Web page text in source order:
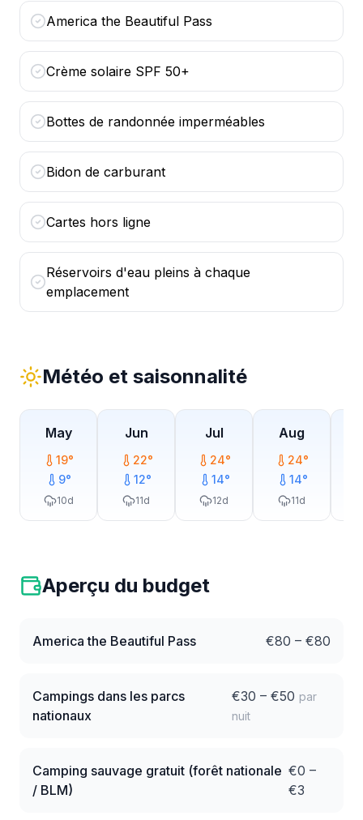
America the Beautiful Pass
Crème solaire SPF 50+
Bottes de randonnée imperméables
Bidon de carburant
Cartes hors ligne
Réservoirs d'eau pleins à chaque
emplacement
Météo et saisonnalité
May
19°
9°
10d
Jun
22°
12°
11d
Jul
24°
14°
12d
Aug
24°
14°
11d
Aperçu du budget
America the Beautiful Pass €80 – €80
Campings dans les parcs
nationaux
€30 – €50 par
nuit
Camping sauvage gratuit (forêt nationale
/ BLM)
€0 –
€3